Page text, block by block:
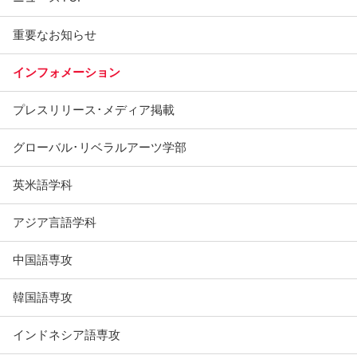
重要なお知らせ
インフォメーション
プレスリリース･メディア掲載
グローバル･リベラルアーツ学部
英米語学科
アジア言語学科
中国語専攻
韓国語専攻
インドネシア語専攻